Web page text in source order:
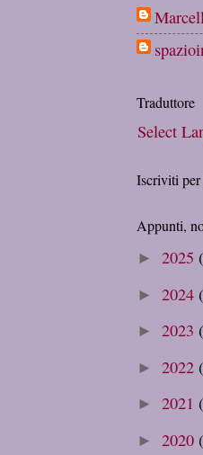
Traduttore
Select
Iscriviti per
Appunti,
► 2025
► 2024
► 2023
► 2022
► 2021
► 2020